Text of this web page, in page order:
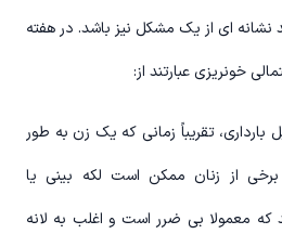
نشانه ای از یک مشکل نیز باشد. در هفته
خونریزی عبارتند از:
بارداری، تقریباً زمانی که یک زن به طور
از زنان ممکن است لکه بینی یا
که معمولا بی ضرر است و اغلب به لانه